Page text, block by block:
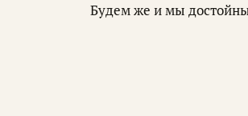
Будем же и мы достойны